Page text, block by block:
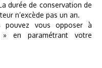
durée de conservation de
n’excède pas un an.
pouvez vous opposer à
» en paramétrant votre